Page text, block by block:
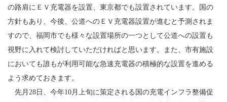
の路肩にＥＶ充電器を設置、東京都でも設置されています。国の
方針もあり、今後、公道へのＥＶ充電器設置が進むと予測されま
すので、福岡市でも様々な設置場所の一つとして公道への設置も
視野に入れて検討していただければと思います。また、市有施設
においても誰もが利用可能な急速充電器の積極的な設置を進める
よう求めておきます。
先月28日、今年10月上旬に策定される国の充電インフラ整備促